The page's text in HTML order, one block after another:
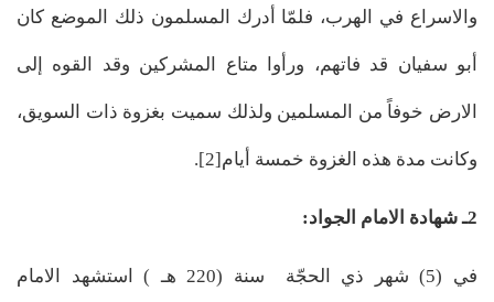
والاسراع في الهرب، فلمّا أدرك المسلمون ذلك الموضع كان
أبو سفيان قد فاتهم، ورأوا متاع المشركين وقد القوه إلى
الارض خوفاً من المسلمين ولذلك سميت بغزوة ذات السويق،
وكانت مدة هذه الغزوة خمسة أيام[2].
2ـ شهادة الامام الجواد:
في (5) شهر ذي الحجّة سنة (220 هـ ) استشهد الامام